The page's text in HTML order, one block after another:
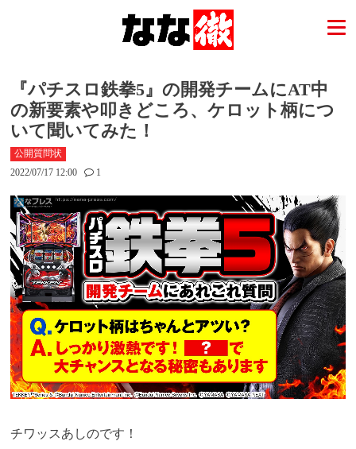
『パチスロ鉄拳5』の開発チームにAT中
の新要素や叩きどころ、ケロット柄につ
いて聞いてみた！
公開質問状
2022/07/17 12:00
1
チワッスあしのです！